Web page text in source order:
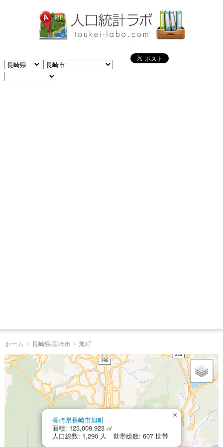
ホーム > 長崎県長崎市> 旭町
長崎県長崎市旭町
面積: 123,009.923 ㎡
人口総数: 1,290 人 世帯総数: 607 世帯
×